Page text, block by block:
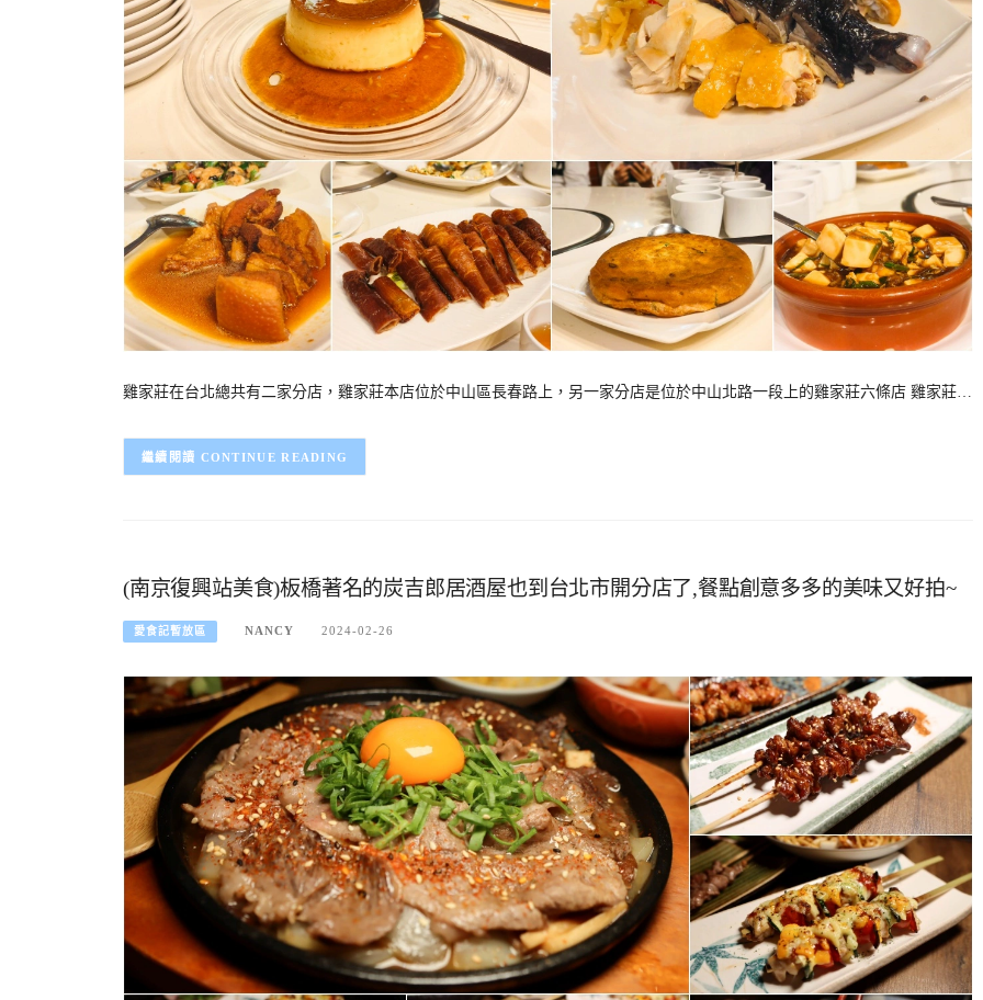
雞家莊在台北總共有二家分店，雞家莊本店位於中山區長春路上，另一家分店是位於中山北路一段上的雞家莊六條店 雞家莊…
CONTINUE READING
(南京復興站美食)板橋著名的炭吉郎居酒屋也到台北市開分店了,餐點創意多多的美味又好拍~
愛食記暫放區 NANCY 2024-02-26